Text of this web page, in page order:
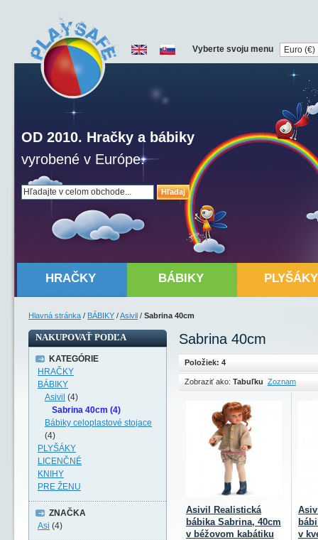
Hľadaj
OD 2010. Hračky a bábiky
vyrobené v Európe.
Vyberte svoju menu
HRAČKY BÁBIKY PLYŠÁKY
Hlavná stránka / BÁBIKY /Asivil / Sabrina 40cm
Sabrina 40cm
Položiek: 4
Zobraziť ako: Tabuľku Zoznam
Asivil Realistická
bábika Sabrina, 40cm
v béžovom kabátiku
v
NAKUPOVAŤ PODĽA
KATEGÓRIE
HRAČKY
BÁBIKY
Asivil (4)
Sabrina 40cm (4)
Bábiky celoplastové stojace
(4)
PLYŠÁKY
LICENČNÉ
KNIHY
PRE ŽENU
ZNAČKA
Asi (4)